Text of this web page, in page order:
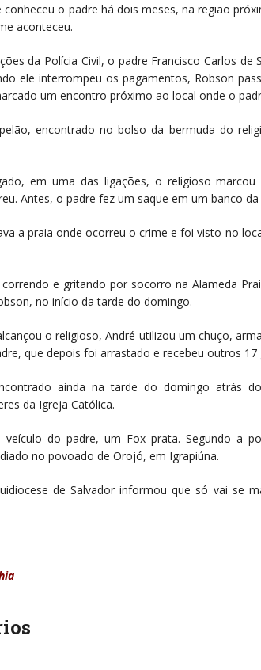
conheceu o padre há dois meses, na região
aconteceu.
da Polícia Civil, o padre Francisco Carlos de
ele interrompeu os pagamentos, Robson
um encontro próximo ao local onde o
encontrado no bolso da bermuda do
em uma das ligações, o religioso
Antes, o padre fez um saque em um banco
a praia onde ocorreu o crime e foi visto no
e gritando por socorro na Alameda
no início da tarde do domingo.
o religioso, André utilizou um chuço,
que depois foi arrastado e recebeu outros 17
ainda na tarde do domingo atrás
da Igreja Católica.
veículo do padre, um Fox prata. Segundo a
no povoado de Orojó, em Igrapiúna.
de Salvador informou que só vai se